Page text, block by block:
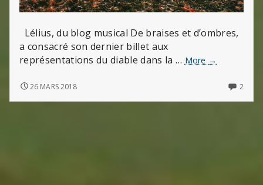
Lélius, du blog musical De braises et d’ombres,
a consacré son dernier billet aux
représentations du diable dans la … More
La
→
LA
26 MARS 2018 2